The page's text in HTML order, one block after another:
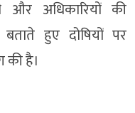
और अधिकारियों की
हुए दोषियों पर
की है।